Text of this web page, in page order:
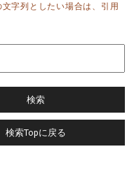
字列としたい場合は、引用